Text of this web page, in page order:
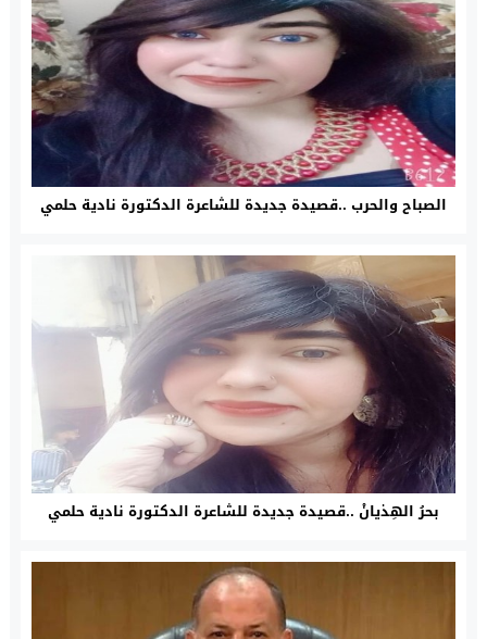
الصباح والحرب ..قصيدة جديدة للشاعرة الدكتورة نادية حلمي
بحرُ الهِذيانْ ..قصيدة جديدة للشاعرة الدكتورة نادية حلمي